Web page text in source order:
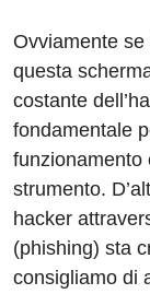
Ovviamente se
questa
costante
fondamentale
funzionamento
strumento.
hacker
(phishing) sta
consigliamo di